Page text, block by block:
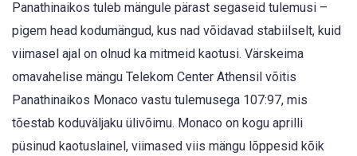
Panathinaikos tuleb mängule pärast segaseid tulemusi –
pigem head kodumängud, kus nad võidavad stabiilselt, kuid
viimasel ajal on olnud ka mitmeid kaotusi. Värskeima
omavahelise mängu Telekom Center Athensil võitis
Panathinaikos Monaco vastu tulemusega 107:97, mis
tõestab koduväljaku ülivõimu. Monaco on kogu aprilli
püsinud kaotuslainel, viimased viis mängu lõppesid kõik